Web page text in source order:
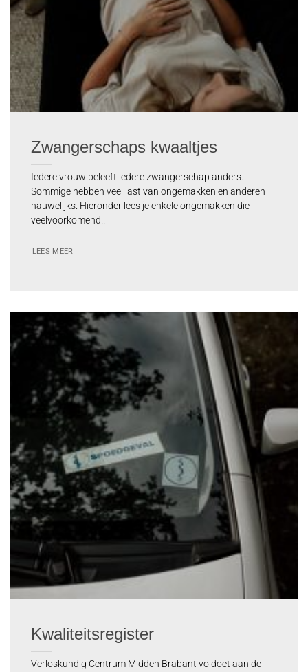
Zwangerschaps kwaaltjes
Iedere vrouw beleeft iedere zwangerschap anders.
Sommige hebben veel last van ongemakken en anderen
nauwelijks. Hieronder lees je enkele ongemakken die
veelvoorkomend..
LEES MEER
Kwaliteitsregister
Verloskundig Centrum Midden Brabant voldoet aan de